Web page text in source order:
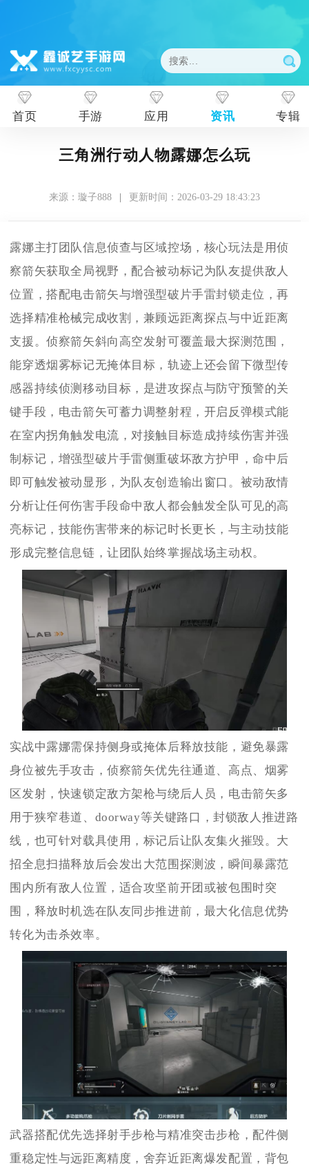
首页 手游 应用 资讯 专辑
三角洲行动人物露娜怎么玩
来源：璇子888 | 更新时间：2026-03-29 18:43:23
露娜主打团队信息侦查与区域控场，核心玩法是用侦
察箭矢获取全局视野，配合被动标记为队友提供敌人
位置，搭配电击箭矢与增强型破片手雷封锁走位，再
选择精准枪械完成收割，兼顾远距离探点与中近距离
支援。侦察箭矢斜向高空发射可覆盖最大探测范围，
能穿透烟雾标记无掩体目标，轨迹上还会留下微型传
感器持续侦测移动目标，是进攻探点与防守预警的关
键手段，电击箭矢可蓄力调整射程，开启反弹模式能
在室内拐角触发电流，对接触目标造成持续伤害并强
制标记，增强型破片手雷侧重破坏敌方护甲，命中后
即可触发被动显形，为队友创造输出窗口。被动敌情
分析让任何伤害手段命中敌人都会触发全队可见的高
亮标记，技能伤害带来的标记时长更长，与主动技能
形成完整信息链，让团队始终掌握战场主动权。
实战中露娜需保持侧身或掩体后释放技能，避免暴露
身位被先手攻击，侦察箭矢优先往通道、高点、烟雾
区发射，快速锁定敌方架枪与绕后人员，电击箭矢多
用于狭窄巷道、doorway等关键路口，封锁敌人推进路
线，也可针对载具使用，标记后让队友集火摧毁。大
招全息扫描释放后会发出大范围探测波，瞬间暴露范
围内所有敌人位置，适合攻坚前开团或被包围时突
围，释放时机选在队友同步推进前，最大化信息优势
转化为击杀效率。
武器搭配优先选择射手步枪与精准突击步枪，配件侧
重稳定性与远距离精度，舍弃近距离爆发配置，背包